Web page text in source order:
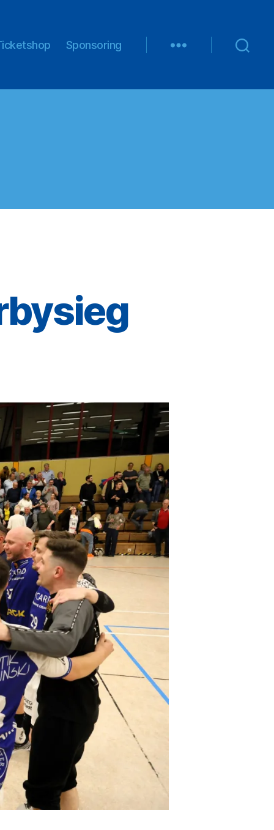
Sponsoring